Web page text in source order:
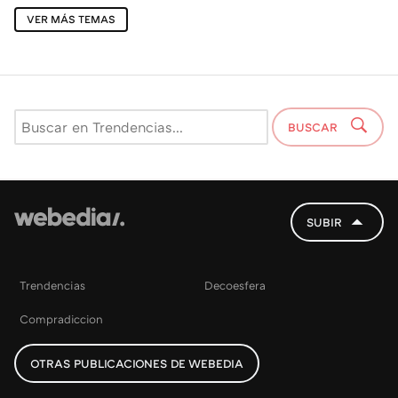
VER MÁS TEMAS
BUSCAR
SUBIR
Trendencias Decoesfera
Compradiccion
OTRAS PUBLICACIONES DE WEBEDIA